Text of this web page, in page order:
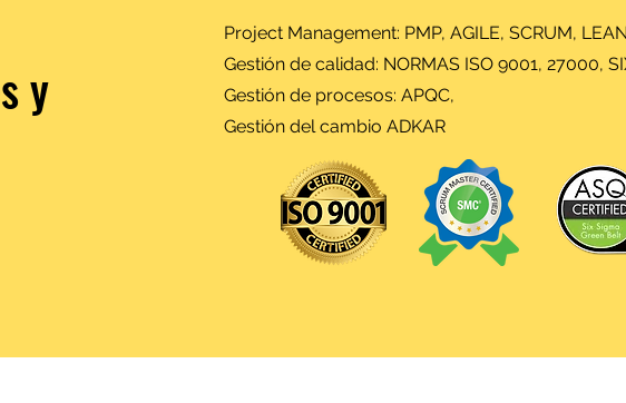
y
Project Management: PMP, AGILE, SCRUM,
Gestión de calidad: NORMAS ISO 9001, 27000,
Gestión de procesos: APQC,
Gestión del cambio ADKAR